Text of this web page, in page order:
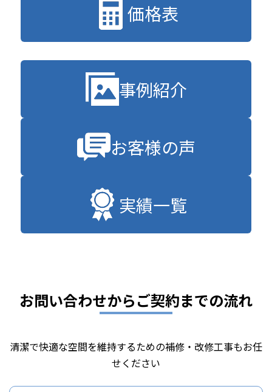
価格表
事例紹介
お客様の声
実績一覧
お問い合わせからご契約までの流れ
清潔で快適な空間を維持するための補修・改修工事もお任
せください